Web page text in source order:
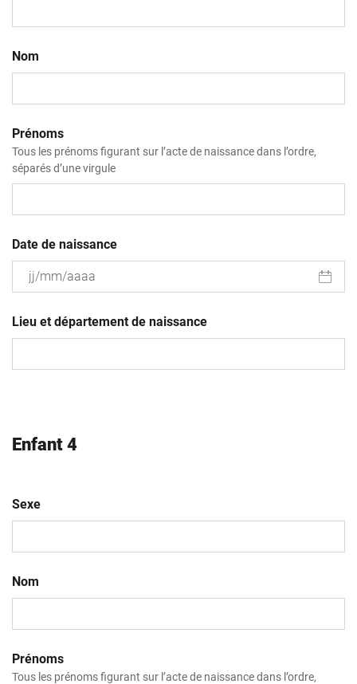
Nom
Prénoms
Tous les prénoms figurant sur l’acte de naissance dans l’ordre,
séparés d’une virgule
Date de naissance
slash
MM
Lieu et département de naissance
Enfant 4
Sexe
Nom
Prénoms
Tous les prénoms figurant sur l’acte de naissance dans l’ordre,